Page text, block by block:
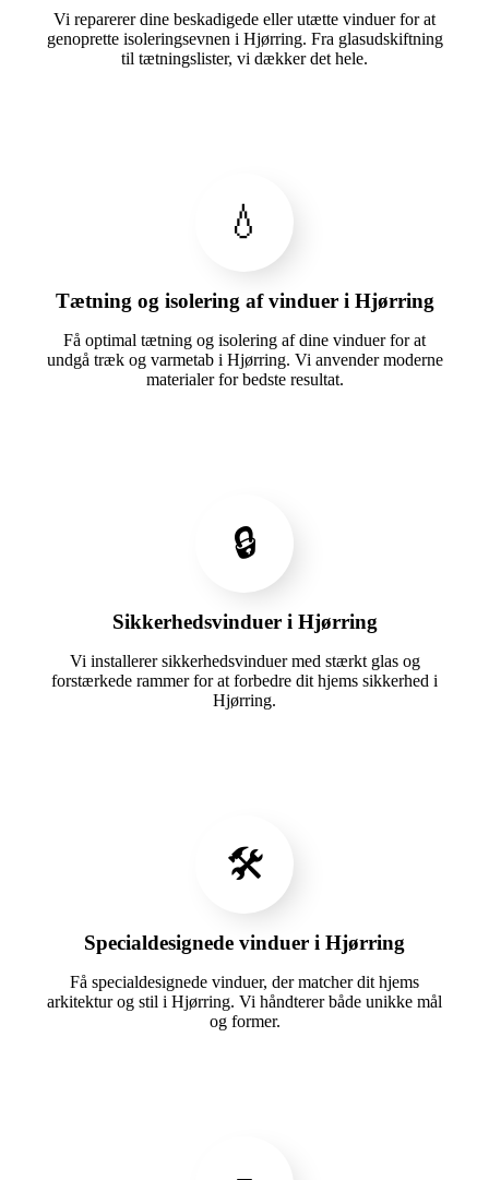
Vi reparerer dine beskadigede eller utætte vinduer for at
genoprette isoleringsevnen i Hjørring. Fra glasudskiftning
til tætningslister, vi dækker det hele.
💧
Tætning og isolering af vinduer i Hjørring
Få optimal tætning og isolering af dine vinduer for at
undgå træk og varmetab i Hjørring. Vi anvender moderne
materialer for bedste resultat.
🔒
Sikkerhedsvinduer i Hjørring
Vi installerer sikkerhedsvinduer med stærkt glas og
forstærkede rammer for at forbedre dit hjems sikkerhed i
Hjørring.
🛠️
Specialdesignede vinduer i Hjørring
Få specialdesignede vinduer, der matcher dit hjems
arkitektur og stil i Hjørring. Vi håndterer både unikke mål
og former.